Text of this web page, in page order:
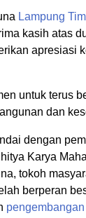
Lampung
kasih atas
apresiasi
untuk terus
dan
dengan
Karya
tokoh
berperan
pengembangan